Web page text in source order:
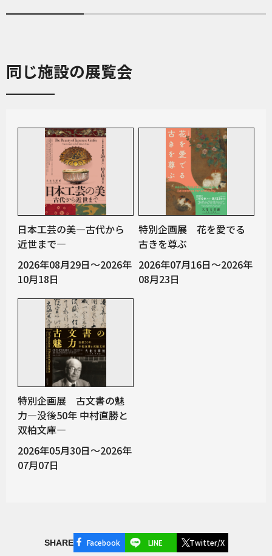
同じ施設の展覧会
日本工芸の美―古代から
近世まで―
2026年08月29日～2026年
10月18日
特別企画展 花を愛でる
古きを尊ぶ
2026年07月16日～2026年
08月23日
特別企画展 古文書の魅
力―没後50年 中村直勝と
双柏文庫―
2026年05月30日～2026年
07月07日
SHARE Facebook LINE Twitter/X